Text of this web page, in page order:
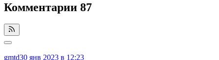
Комментарии 87
gmtd30 янв 2023 в 12:23